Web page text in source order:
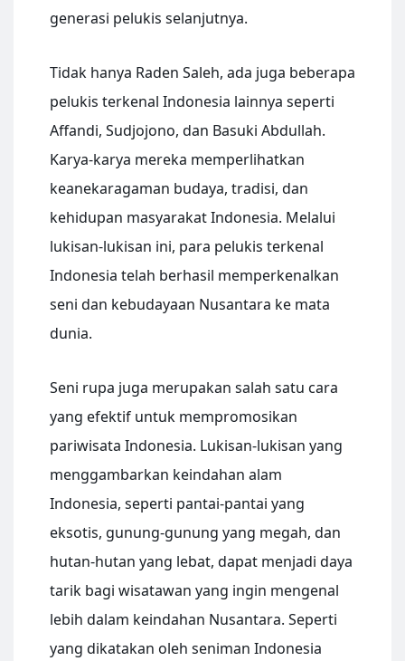
generasi pelukis selanjutnya.
Tidak hanya Raden Saleh, ada juga beberapa
pelukis terkenal Indonesia lainnya seperti
Affandi, Sudjojono, dan Basuki Abdullah.
Karya-karya mereka memperlihatkan
keanekaragaman budaya, tradisi, dan
kehidupan masyarakat Indonesia. Melalui
lukisan-lukisan ini, para pelukis terkenal
Indonesia telah berhasil memperkenalkan
seni dan kebudayaan Nusantara ke mata
dunia.
Seni rupa juga merupakan salah satu cara
yang efektif untuk mempromosikan
pariwisata Indonesia. Lukisan-lukisan yang
menggambarkan keindahan alam
Indonesia, seperti pantai-pantai yang
eksotis, gunung-gunung yang megah, dan
hutan-hutan yang lebat, dapat menjadi daya
tarik bagi wisatawan yang ingin mengenal
lebih dalam keindahan Nusantara. Seperti
yang dikatakan oleh seniman Indonesia